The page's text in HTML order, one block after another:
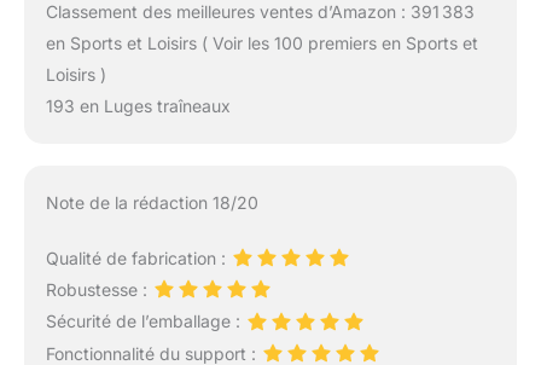
Classement des meilleures ventes d’Amazon : 391 383
en Sports et Loisirs ( Voir les 100 premiers en Sports et
Loisirs )
193 en Luges traîneaux
Note de la rédaction 18/20
Qualité de fabrication :
Robustesse :
Sécurité de l’emballage :
Fonctionnalité du support :